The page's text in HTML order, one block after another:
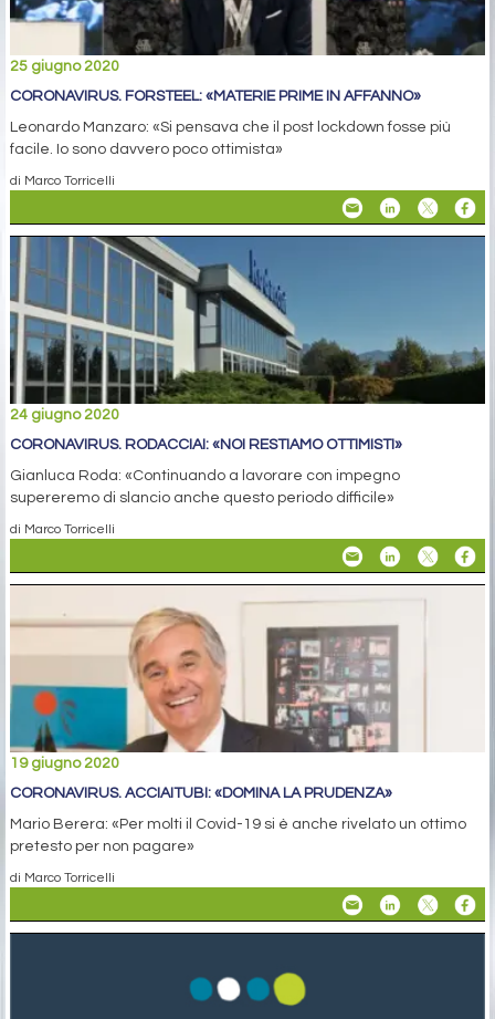
25 giugno 2020
CORONAVIRUS. FORSTEEL: «MATERIE PRIME IN AFFANNO»
Leonardo Manzaro: «Si pensava che il post lockdown fosse più
facile. Io sono davvero poco ottimista»
di Marco Torricelli
24 giugno 2020
CORONAVIRUS. RODACCIAI: «NOI RESTIAMO OTTIMISTI»
Gianluca Roda: «Continuando a lavorare con impegno
supereremo di slancio anche questo periodo difficile»
di Marco Torricelli
19 giugno 2020
CORONAVIRUS. ACCIAITUBI: «DOMINA LA PRUDENZA»
Mario Berera: «Per molti il Covid-19 si è anche rivelato un ottimo
pretesto per non pagare»
di Marco Torricelli